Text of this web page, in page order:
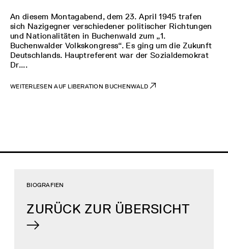
An diesem Montagabend, dem 23. April 1945 trafen
sich Nazigegner verschiedener politischer Richtungen
und Nationalitäten in Buchenwald zum „1.
Buchenwalder Volkskongress“. Es ging um die Zukunft
Deutschlands. Hauptreferent war der Sozialdemokrat
Dr....
WEITERLESEN AUF LIBERATION BUCHENWALD
ZURÜCK ZUR ÜBERSICHT
BIOGRAFIEN